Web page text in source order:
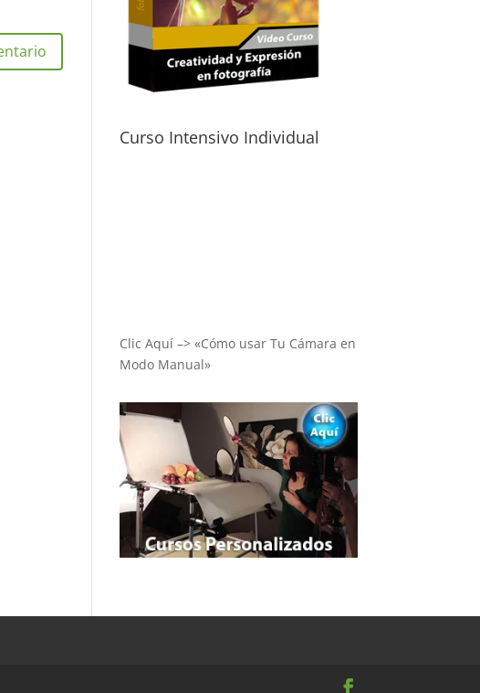
Curso Intensivo Individual
Clic Aquí –> «Cómo usar Tu Cámara en
Modo Manual»